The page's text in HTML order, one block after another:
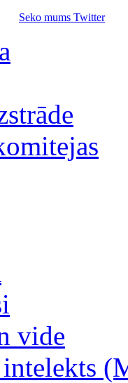
Seko mums Twitter
vide